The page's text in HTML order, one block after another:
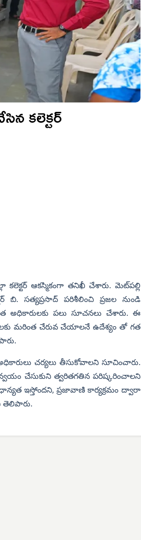
కలెక్టర్
ఆకస్మికంగా తనిఖీ చేశారు. మెట్‌పల్లి
బి. సత్యప్రసాద్ పరిశీలించి ప్రజల నుండి
అధికారులకు పలు సూచనలు చేశారు. ఈ
మరింత చేరువ చేయాలనే ఉదేశ్యం తో గత
చర్యలు తీసుకోవాలని సూచించారు.
చేసుకుని త్వరితగతిన పరిష్కరించాలని
ఇస్తోందని, ప్రజావాణి కార్యక్రమం ద్వారా